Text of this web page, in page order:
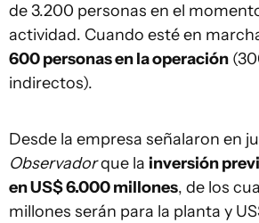
de 3.200 personas en el
actividad. Cuando esté en
600 personas en la operación
indirectos).
Desde la empresa señalaron en
Observadorque la inversión
en US$ 6.000 millones, de los
millones serán para la planta y